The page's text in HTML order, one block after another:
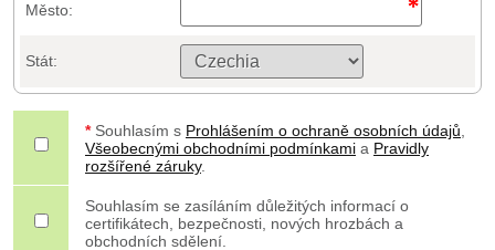
Město:
Stát:
* Souhlasím s Prohlášením o ochraně osobních údajů
Všeobecnými obchodními podmínkami a Pravidly
rozšířené záruky.
Souhlasím se zasíláním důležitých informací o
certifikátech, bezpečnosti, nových hrozbách a
obchodních sdělení.